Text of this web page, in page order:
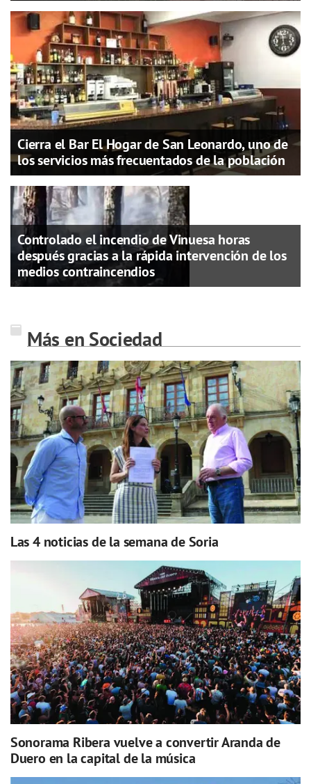
Cierra el Bar El Hogar de San Leonardo, uno de
los servicios más frecuentados de la población
Controlado el incendio de Vinuesa horas
después gracias a la rápida intervención de los
medios contraincendios
Más en Sociedad
Las 4 noticias de la semana de Soria
Sonorama Ribera vuelve a convertir Aranda de
Duero en la capital de la música